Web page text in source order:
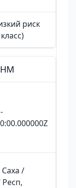
риск
Саха /
Респ,